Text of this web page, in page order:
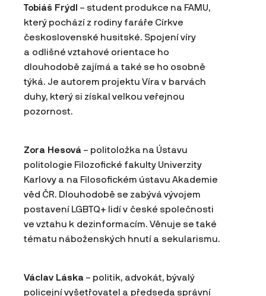
Tobiáš Frýdl – student produkce na FAMU,
který pochází z rodiny faráře Církve
československé husitské. Spojení víry
a odlišné vztahové orientace ho
dlouhodobě zajímá a také se ho osobně
týká. Je autorem projektu Víra v barvách
duhy, který si získal velkou veřejnou
pozornost.
Zora Hesová – politoložka na Ústavu
politologie Filozofické fakulty Univerzity
Karlovy a na Filosofickém ústavu Akademie
věd ČR. Dlouhodobě se zabývá vývojem
postavení LGBTQ+ lidí v české společnosti
ve vztahu k dezinformacím. Věnuje se také
tématu náboženských hnutí a sekularismu.
Václav Láska – politik, advokát, bývalý
policejní vyšetřovatel a předseda správní